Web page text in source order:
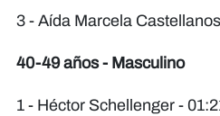
3 - Aída Marcela
40-49 años - Masculino
1 - Héctor Schellenger -